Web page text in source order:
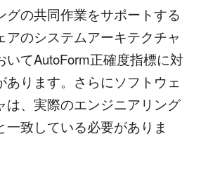
の共同作業をサポートする
アのシステムアーキテクチャ
いてAutoForm正確度指標に対
あります。さらにソフトウェ
は、実際のエンジニアリング
一致している必要がありま